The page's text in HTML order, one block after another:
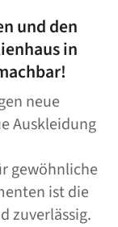
und den
in
neue
Auskleidung
gewöhnliche
ist die
zuverlässig.